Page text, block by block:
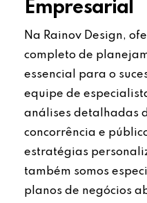
Empresarial
Na Rainov Design,
completo de
essencial para o
equipe de
análises detalhadas
concorrência e
estratégias
também somos
planos de negócios